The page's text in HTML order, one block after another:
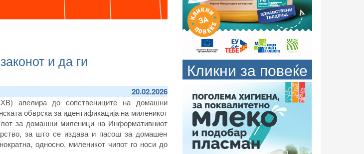
и да ги
20.02.2026
апелира до сопствениците на домашни
обврска за идентификација на миленикот
за домашни миленици на Информативниот
за што се издава и пасош за домашен
односно, миленикот чипот го носи до
Кликни за повеќе